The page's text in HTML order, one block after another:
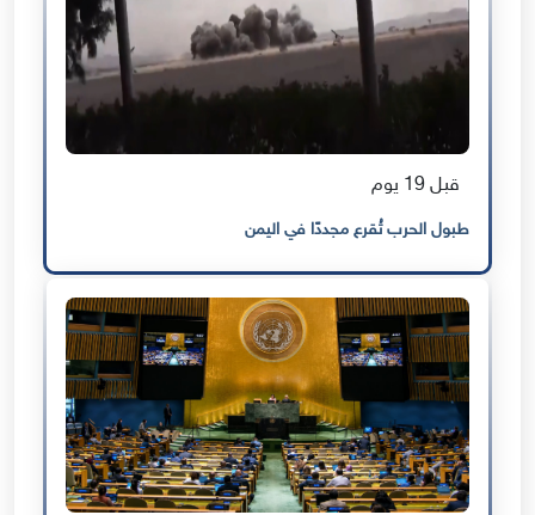
قبل 19 يوم
طبول الحرب تُقرع مجددًا في اليمن